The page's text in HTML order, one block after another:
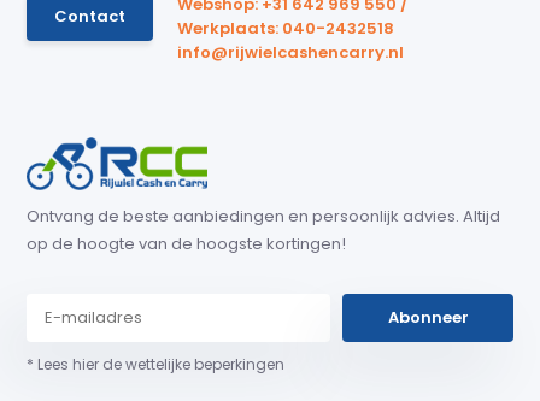
Contact
Werkplaats: 040-2432518
info@rijwielcashencarry.nl
Ontvang de beste aanbiedingen en persoonlijk advies. Altijd
op de hoogte van de hoogste kortingen!
Abonneer
* Lees hier de wettelijke beperkingen